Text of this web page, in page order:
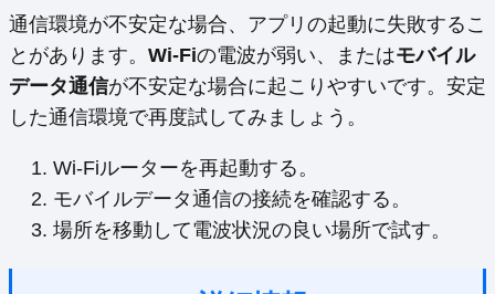
通信環境が不安定な場合、アプリの起動に失敗するこ
とがあります。 Wi-Fiの電波が弱い、またはモバイル
データ通信が不安定な場合に起こりやすいです。安定
した通信環境で再度試してみましょう。
Wi-Fiルーターを再起動する。
モバイルデータ通信の接続を確認する。
場所を移動して電波状況の良い場所で試す。